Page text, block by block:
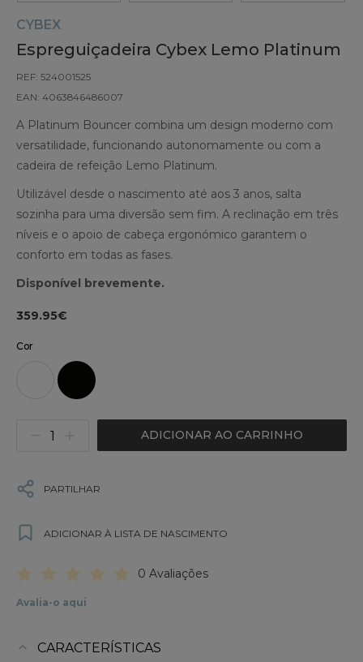
CYBEX
Espreguiçadeira Cybex Lemo Platinum
REF: 524001525
EAN: 4063846486007
A Platinum Bouncer combina um design moderno com
versatilidade, funcionando autonomamente ou com a
cadeira de refeição Lemo Platinum.
Utilizável desde o nascimento até aos 3 anos, salta
sozinha para uma diversão sem fim. A reclinação em três
níveis e o apoio de cabeça ergonómico garantem o
conforto em todas as fases.
Disponível brevemente.
359.95€
Cor
ADICIONAR AO CARRINHO
PARTILHAR
ADICIONAR À LISTA DE NASCIMENTO
0 Avaliações
Avalia-o aqui
CARACTERÍSTICAS